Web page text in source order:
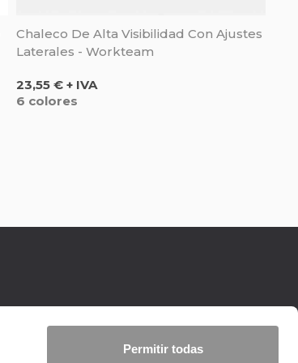
Permitir todas
Chaleco De Alta Visibilidad Con Ajustes
Laterales - Workteam
Precio
23,55 € + IVA
6 colores